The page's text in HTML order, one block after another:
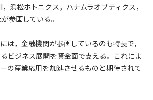
浜松ホトニクス，ハナムラオプティクス，
参画している。
は，金融機関が参画しているのも特長で，
ビジネス展開を資金面で支える。これによ
の産業応用を加速させるものと期待されて